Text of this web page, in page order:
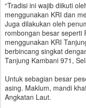
“Tradisi ini wajib diikuti
menggunakan KRI dan
Juga dilakukan oleh
rombongan besar seperti
menggunakan KRI
berbincang singkat
Tanjung Kambani 971,
Untuk sebagian besar
asing. Maklum, mandi
Angkatan Laut.